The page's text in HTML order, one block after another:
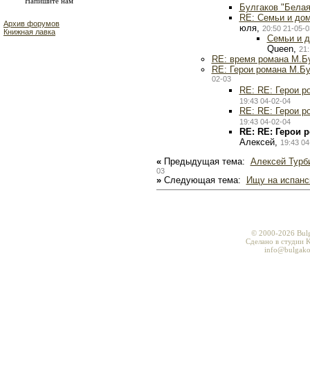
Архив форумов
Книжная лавка
Булгаков
RE: Семьи и
юля,
20:50 21-05-
Семьи и
Queen,
RE: время романа
RE: Герои романа
02-03
RE: RE: Герои
19:43 04-02-04
RE: RE: Герои
19:43 04-02-04
RE: RE: Герои
Алексей,
19:43
«Предыдущая тема: Алексей
03
»Следующая тема: Ищу на
© 2000-2026
Сделано в студии